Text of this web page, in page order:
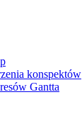
konspektów
Gantta